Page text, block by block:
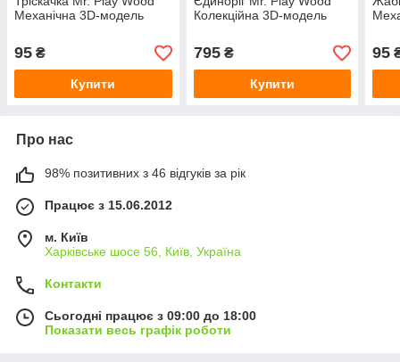
Механічна 3D-модель
95 ₴
Купити
Колекційна 3D-модель
795₴
Купити
95
Про нас
98% позитивних з 46 відгуків за рік
Працює з 15.06.2012
м. Київ
Харківське шосе 56, Київ, Україна
Контакти
Сьогодні працює з 09:00 до 18:00
Показати весь графік роботи